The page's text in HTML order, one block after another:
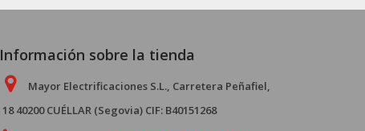
Información sobre la tienda
Mayor Electrificaciones S.L., Carretera Peñafiel,
18 40200 CUÉLLAR (Segovia) CIF: B40151268